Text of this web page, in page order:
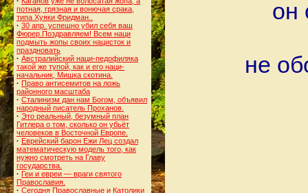
потная, грязная и вонючая срака,
типа Хуяки Фридман..
· 30 апр. успешно убил себя ваш
Фюрер.Поздравляем! Всем наци
подмыть жопы своих нацисток и
праздновать
· Австралийский наци-педофиляка
такой же тупой, как и его наци-
начальник, Мишка скотина.
· Право антисемитов на ложь
районного масштаба
· Сталинизм дан нам Богом, объявил
народный писатель Проханов.
· Это реальный, безумный план
Гитлера о том, сколько он убьёт
человеков в Восточной Европе.
· Еврейский барон Ежи Лец создал
математическую модель того, как
нужно смотреть на Главу
государства.
· Геи и евреи — враги святого
Православия.
· Сегодня Православные и Католики
он
не